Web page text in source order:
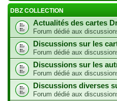
DBZ COLLECTION
Actualités des cartes
Forum dédié aux
Discussions sur les
Forum dédié aux
Discussions sur les
Forum dédié aux
Discussions diverses
Forum dédié aux